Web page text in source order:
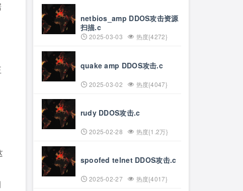
netbios_amp DDOS攻击资源
扫描.c
2025-03-03 热度{4272}
quake amp DDOS攻击.c
2025-03-02 热度{4047}
rudy DDOS攻击.c
2025-02-28 热度{1.2万}
spoofed telnet DDOS攻击.c
2025-02-27 热度{4017}